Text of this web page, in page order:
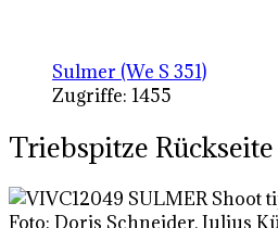
Sulmer (We S 351)
Zugriffe: 1455
Triebspitze Rückseite
Foto: Doris Schneider, Julius